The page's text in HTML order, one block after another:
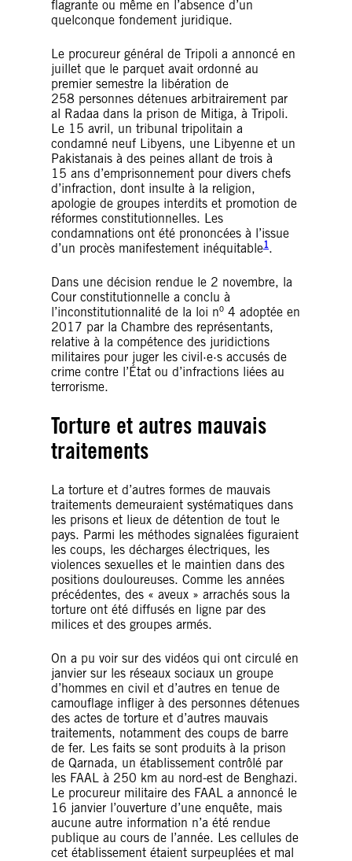
flagrante ou même en l’absence d’un
quelconque fondement juridique.
Le procureur général de Tripoli a annoncé en
juillet que le parquet avait ordonné au
premier semestre la libération de
258 personnes détenues arbitrairement par
al Radaa dans la prison de Mitiga, à Tripoli.
Le 15 avril, un tribunal tripolitain a
condamné neuf Libyens, une Libyenne et un
Pakistanais à des peines allant de trois à
15 ans d’emprisonnement pour divers chefs
d’infraction, dont insulte à la religion,
apologie de groupes interdits et promotion de
réformes constitutionnelles. Les
condamnations ont été prononcées à l’issue
d’un procès manifestement inéquitable1.
Dans une décision rendue le 2 novembre, la
Cour constitutionnelle a conclu à
l’inconstitutionnalité de la loi no 4 adoptée en
2017 par la Chambre des représentants,
relative à la compétence des juridictions
militaires pour juger les civil·e·s accusés de
crime contre l’État ou d’infractions liées au
terrorisme.
Torture et autres mauvais
traitements
La torture et d’autres formes de mauvais
traitements demeuraient systématiques dans
les prisons et lieux de détention de tout le
pays. Parmi les méthodes signalées figuraient
les coups, les décharges électriques, les
violences sexuelles et le maintien dans des
positions douloureuses. Comme les années
précédentes, des « aveux » arrachés sous la
torture ont été diffusés en ligne par des
milices et des groupes armés.
On a pu voir sur des vidéos qui ont circulé en
janvier sur les réseaux sociaux un groupe
d’hommes en civil et d’autres en tenue de
camouflage infliger à des personnes détenues
des actes de torture et d’autres mauvais
traitements, notamment des coups de barre
de fer. Les faits se sont produits à la prison
de Qarnada, un établissement contrôlé par
les FAAL à 250 km au nord-est de Benghazi.
Le procureur militaire des FAAL a annoncé le
16 janvier l’ouverture d’une enquête, mais
aucune autre information n’a été rendue
publique au cours de l’année. Les cellules de
cet établissement étaient surpeuplées et mal